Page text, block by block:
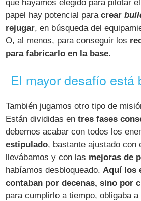
que hayamos elegido para pilotar
papel hay potencial paracrear
rejugar, en búsqueda del
O, al menos, para conseguir los
para fabricarlo en la base.
El mayor desafío está
También jugamos otro tipo de
Están divididas entres fases
debemos acabar con todos los
estipulado, bastante ajustado con
llevábamos y con las mejoras de
habíamos desbloqueado. Aquí los
contaban por decenas, sino por
para cumplirlo a tiempo, obligaba